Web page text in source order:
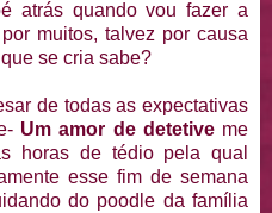
atrás quando vou fazer a
muitos, talvez por causa
se cria sabe?
de todas as expectativas
Um amor de detetiveme
horas de tédio pela qual
esse fim de semana
do poodle da família